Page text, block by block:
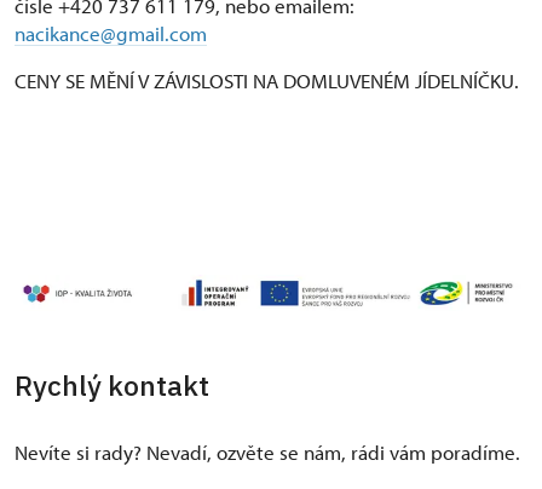
čísle +420 737 611 179, nebo emailem:
nacikance@gmail.com
CENY SE MĚNÍ V ZÁVISLOSTI NA DOMLUVENÉM JÍDELNÍČKU.
Rychlý kontakt
Nevíte si rady? Nevadí, ozvěte se nám, rádi vám poradíme.